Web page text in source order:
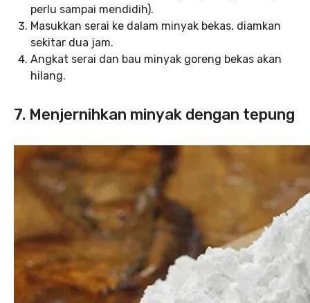
perlu sampai mendidih).
Masukkan serai ke dalam minyak bekas, diamkan
sekitar dua jam.
Angkat serai dan bau minyak goreng bekas akan
hilang.
7. Menjernihkan minyak dengan tepung